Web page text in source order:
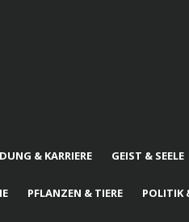
& KARRIERE GEIST & SEELE
PFLANZEN & TIERE POLITIK